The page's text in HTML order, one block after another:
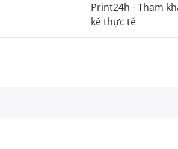
Print24h - Tham
kế thực tế